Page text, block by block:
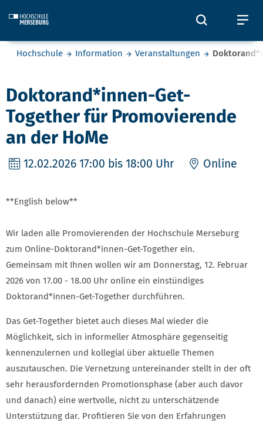
Öffnet
Sie befinden sich hier:
Hochschule Information Veranstaltungen
Doktorand*innen-Get-
Together für Promovierende
an der HoMe
12.02.2026 17:00 bis 18:00 Uhr Online
**English below**
Wir laden alle Promovierenden der Hochschule Merseburg
zum Online-Doktorand*innen-Get-Together ein.
Gemeinsam mit Ihnen wollen wir am Donnerstag, 12. Februar
2026 von 17.00 - 18.00 Uhr online ein einstündiges
Doktorand*innen-Get-Together durchführen.
Das Get-Together bietet auch dieses Mal wieder die
Möglichkeit, sich in informeller Atmosphäre gegenseitig
kennenzulernen und kollegial über aktuelle Themen
auszutauschen. Die Vernetzung untereinander stellt in der oft
sehr herausfordernden Promotionsphase (aber auch davor
und danach) eine wertvolle, nicht zu unterschätzende
Unterstützung dar. Profitieren Sie von den Erfahrungen